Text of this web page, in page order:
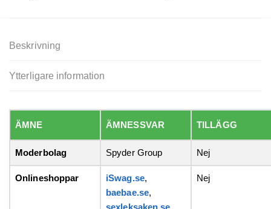
Beskrivning
Ytterligare information
ÄMNE ÄMNESSVAR TILLÄGG
Moderbolag Spyder Group Nej
Onlineshoppar iSwag.se,
baebae.se,
sexleksaken.se
Nej